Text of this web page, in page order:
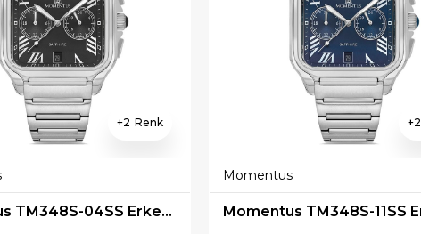
2
Momentus TM348S-04SS Erkek Kol Saati
2
Momentus
İNDİRİM
özel 500
Çeki
×
9.999 TL üzeri alışverişe özel
1.000 TL Hediye Çeki
×